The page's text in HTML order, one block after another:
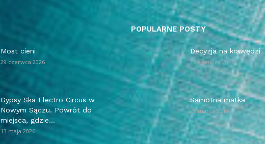
Most cieni
29 czerwca 2026
Gypsy Ska Electro Circus w
Nowym Sączu. Powrót do
miejsca, gdzie...
13 maja 2026
POPULARNE POSTY
Decyzja na krawędzi
15 czerwca 2015
Samotna matka
21 marca 2014